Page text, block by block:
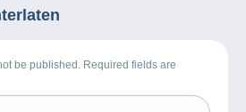
be published. Required fields are